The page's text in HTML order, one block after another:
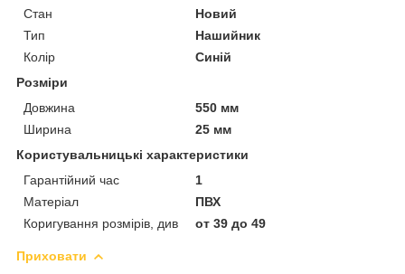
Стан
Новий
Тип
Нашийник
Колір
Синій
Розміри
Довжина
550 мм
Ширина
25 мм
Користувальницькі характеристики
Гарантійний час
1
Матеріал
ПВХ
Коригування розмірів, див
от 39 до 49
Приховати